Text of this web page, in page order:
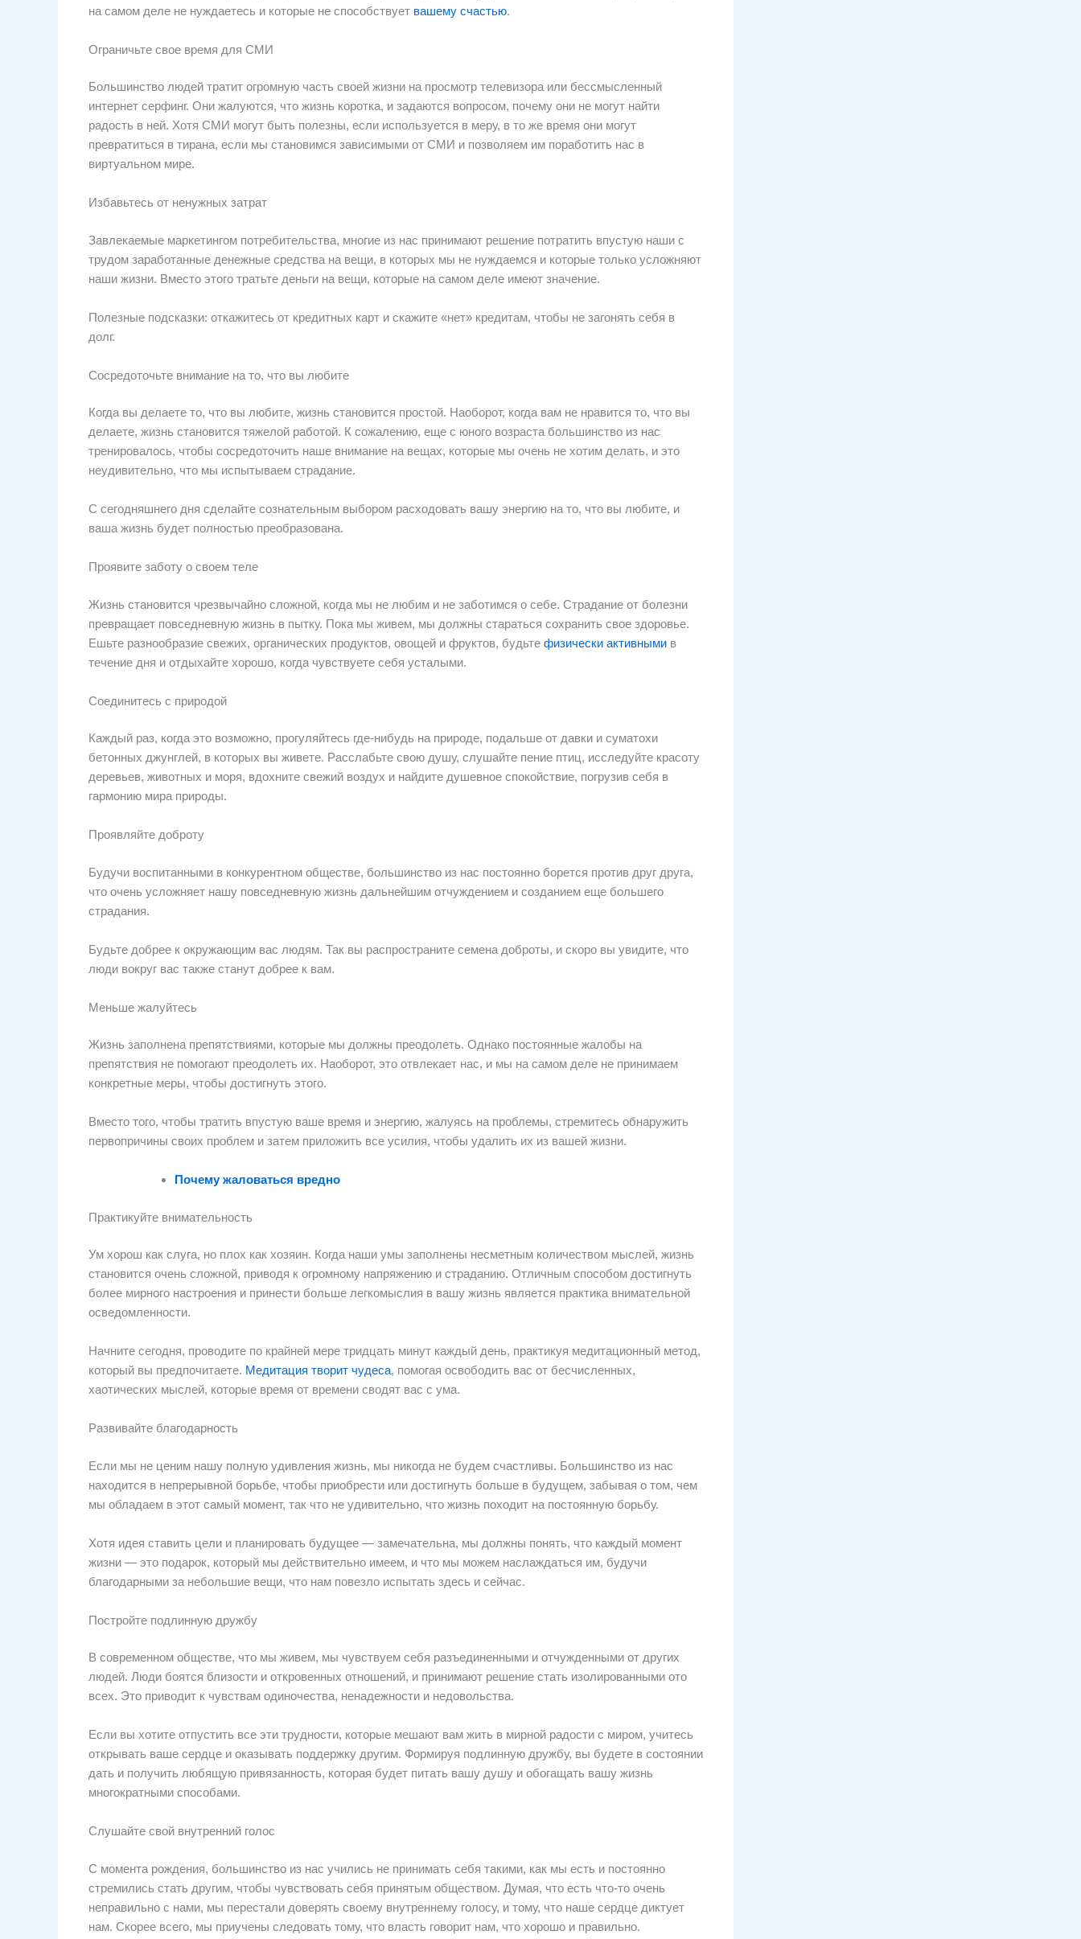
на самом деле не нуждаетесь и которые не способствует вашему счастью.
Ограничьте свое время для СМИ
Большинство людей тратит огромную часть своей жизни на просмотр телевизора или бессмысленный
интернет серфинг. Они жалуются, что жизнь коротка, и задаются вопросом, почему они не могут найти
радость в ней. Хотя СМИ могут быть полезны, если используется в меру, в то же время они могут
превратиться в тирана, если мы становимся зависимыми от СМИ и позволяем им поработить нас в
виртуальном мире.
Избавьтесь от ненужных затрат
Завлекаемые маркетингом потребительства, многие из нас принимают решение потратить впустую наши с
трудом заработанные денежные средства на вещи, в которых мы не нуждаемся и которые только усложняют
наши жизни. Вместо этого тратьте деньги на вещи, которые на самом деле имеют значение.
Полезные подсказки: откажитесь от кредитных карт и скажите «нет» кредитам, чтобы не загонять себя в
долг.
Сосредоточьте внимание на то, что вы любите
Когда вы делаете то, что вы любите, жизнь становится простой. Наоборот, когда вам не нравится то, что вы
делаете, жизнь становится тяжелой работой. К сожалению, еще с юного возраста большинство из нас
тренировалось, чтобы сосредоточить наше внимание на вещах, которые мы очень не хотим делать, и это
неудивительно, что мы испытываем страдание.
С сегодняшнего дня сделайте сознательным выбором расходовать вашу энергию на то, что вы любите, и
ваша жизнь будет полностью преобразована.
Проявите заботу о своем теле
Жизнь становится чрезвычайно сложной, когда мы не любим и не заботимся о себе. Страдание от болезни
превращает повседневную жизнь в пытку. Пока мы живем, мы должны стараться сохранить свое здоровье.
Ешьте разнообразие свежих, органических продуктов, овощей и фруктов, будьте физически активнымив
течение дня и отдыхайте хорошо, когда чувствуете себя усталыми.
Соединитесь с природой
Каждый раз, когда это возможно, прогуляйтесь где-нибудь на природе, подальше от давки и суматохи
бетонных джунглей, в которых вы живете. Расслабьте свою душу, слушайте пение птиц, исследуйте красоту
деревьев, животных и моря, вдохните свежий воздух и найдите душевное спокойствие, погрузив себя в
гармонию мира природы.
Проявляйте доброту
Будучи воспитанными в конкурентном обществе, большинство из нас постоянно борется против друг друга,
что очень усложняет нашу повседневную жизнь дальнейшим отчуждением и созданием еще большего
страдания.
Будьте добрее к окружающим вас людям. Так вы распространите семена доброты, и скоро вы увидите, что
люди вокруг вас также станут добрее к вам.
Меньше жалуйтесь
Жизнь заполнена препятствиями, которые мы должны преодолеть. Однако постоянные жалобы на
препятствия не помогают преодолеть их. Наоборот, это отвлекает нас, и мы на самом деле не принимаем
конкретные меры, чтобы достигнуть этого.
Вместо того, чтобы тратить впустую ваше время и энергию, жалуясь на проблемы, стремитесь обнаружить
первопричины своих проблем и затем приложить все усилия, чтобы удалить их из вашей жизни.
Почему жаловаться вредно
Практикуйте внимательность
Ум хорош как слуга, но плох как хозяин. Когда наши умы заполнены несметным количеством мыслей, жизнь
становится очень сложной, приводя к огромному напряжению и страданию. Отличным способом достигнуть
более мирного настроения и принести больше легкомыслия в вашу жизнь является практика внимательной
осведомленности.
Начните сегодня, проводите по крайней мере тридцать минут каждый день, практикуя медитационный метод,
который вы предпочитаете. Медитация творит чудеса, помогая освободить вас от бесчисленных,
хаотических мыслей, которые время от времени сводят вас с ума.
Развивайте благодарность
Если мы не ценим нашу полную удивления жизнь, мы никогда не будем счастливы. Большинство из нас
находится в непрерывной борьбе, чтобы приобрести или достигнуть больше в будущем, забывая о том, чем
мы обладаем в этот самый момент, так что не удивительно, что жизнь походит на постоянную борьбу.
Хотя идея ставить цели и планировать будущее — замечательна, мы должны понять, что каждый момент
жизни — это подарок, который мы действительно имеем, и что мы можем наслаждаться им, будучи
благодарными за небольшие вещи, что нам повезло испытать здесь и сейчас.
Постройте подлинную дружбу
В современном обществе, что мы живем, мы чувствуем себя разъединенными и отчужденными от других
людей. Люди боятся близости и откровенных отношений, и принимают решение стать изолированными ото
всех. Это приводит к чувствам одиночества, ненадежности и недовольства.
Если вы хотите отпустить все эти трудности, которые мешают вам жить в мирной радости с миром, учитесь
открывать ваше сердце и оказывать поддержку другим. Формируя подлинную дружбу, вы будете в состоянии
дать и получить любящую привязанность, которая будет питать вашу душу и обогащать вашу жизнь
многократными способами.
Слушайте свой внутренний голос
С момента рождения, большинство из нас учились не принимать себя такими, как мы есть и постоянно
стремились стать другим, чтобы чувствовать себя принятым обществом. Думая, что есть что-то очень
неправильно с нами, мы перестали доверять своему внутреннему голосу, и тому, что наше сердце диктует
нам. Скорее всего, мы приучены следовать тому, что власть говорит нам, что хорошо и правильно.